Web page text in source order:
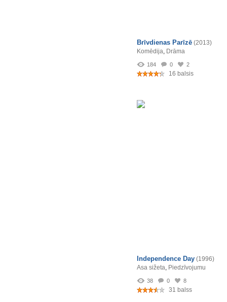
Brīvdienas Parīzē (2013)
Komēdija, Drāma
184 0 2
16 balsis
Independence Day (1996)
Asa sižeta, Piedzīvojumu
38 0 8
31 balss